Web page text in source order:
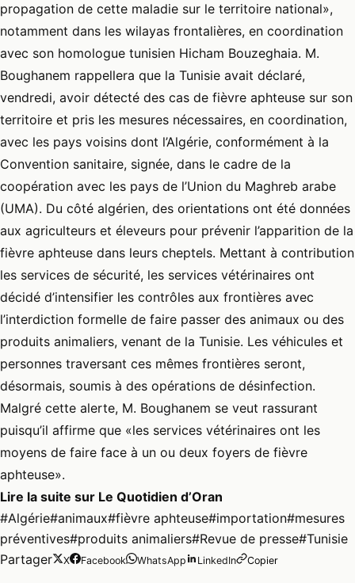
propagation de cette maladie sur le territoire national»,
notamment dans les wilayas frontalières, en coordination
avec son homologue tunisien Hicham Bouzeghaia. M.
Boughanem rappellera que la Tunisie avait déclaré,
vendredi, avoir détecté des cas de fièvre aphteuse sur son
territoire et pris les mesures nécessaires, en coordination,
avec les pays voisins dont l’Algérie, conformément à la
Convention sanitaire, signée, dans le cadre de la
coopération avec les pays de l’Union du Maghreb arabe
(UMA). Du côté algérien, des orientations ont été données
aux agriculteurs et éleveurs pour prévenir l’apparition de la
fièvre aphteuse dans leurs cheptels. Mettant à contribution
les services de sécurité, les services vétérinaires ont
décidé d’intensifier les contrôles aux frontières avec
l’interdiction formelle de faire passer des animaux ou des
produits animaliers, venant de la Tunisie. Les véhicules et
personnes traversant ces mêmes frontières seront,
désormais, soumis à des opérations de désinfection.
Malgré cette alerte, M. Boughanem se veut rassurant
puisqu’il affirme que «les services vétérinaires ont les
moyens de faire face à un ou deux foyers de fièvre
aphteuse».
Lire la suite sur Le Quotidien d’Oran
#Algérie#animaux#fièvre aphteuse#importation#mesures
préventives#produits animaliers#Revue de presse#Tunisie
Partager
X Facebook WhatsApp LinkedIn Copier